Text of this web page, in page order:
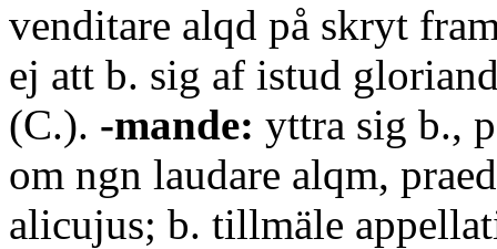
venditare alqd på skryt
ej att b. sig af istud
(C.). -mande: yttra sig b.,
om ngn laudare alqm,
alicujus; b. tillmäle